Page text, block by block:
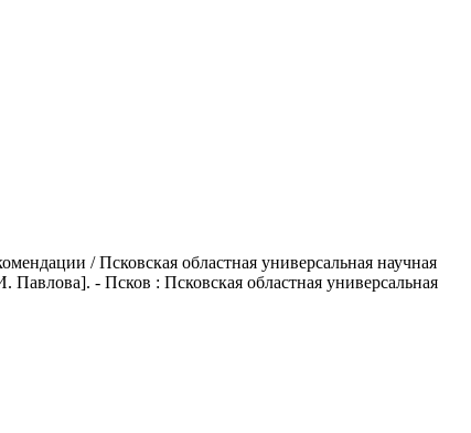
/ Псковская областная универсальная научная
- Псков : Псковская областная универсальная